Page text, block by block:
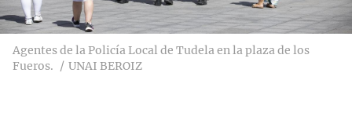
Agentes de la Policía Local de Tudela en la plaza de los
Fueros.
UNAI BEROIZ